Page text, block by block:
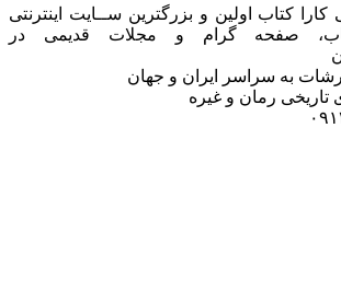
کارا کتاب اولین و بزرگترین ســایت اینترنتی
صفحه گرام و مجلات قدیمی در
به سراسر ایران و جهان
تاریخی رمان و غیره